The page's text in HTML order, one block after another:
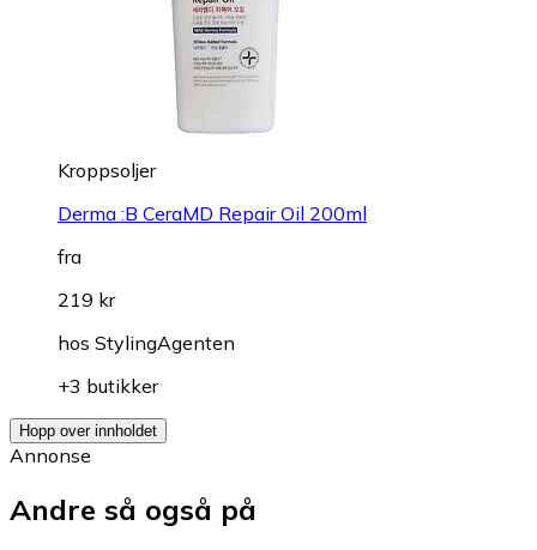
Kroppsoljer
Derma :B CeraMD Repair Oil 200ml
fra
219 kr
hos StylingAgenten
+3 butikker
Hopp over innholdet
Annonse
Andre så også på